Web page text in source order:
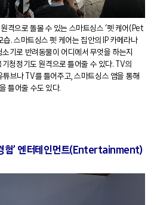
격으로 돌볼 수 있는 스마트싱스 ‘펫 케어(Pet
습. 스마트싱스 펫 케어는 집안의 IP 카메라나
기로 반려동물이 어디에서 무엇을 하는지
청정기도 원격으로 틀어줄 수 있다. TV의
브나 TV를 틀어주고, 스마트싱스 앱을 통해
틀어줄 수도 있다.
험’ 엔터테인먼트(Entertainment)